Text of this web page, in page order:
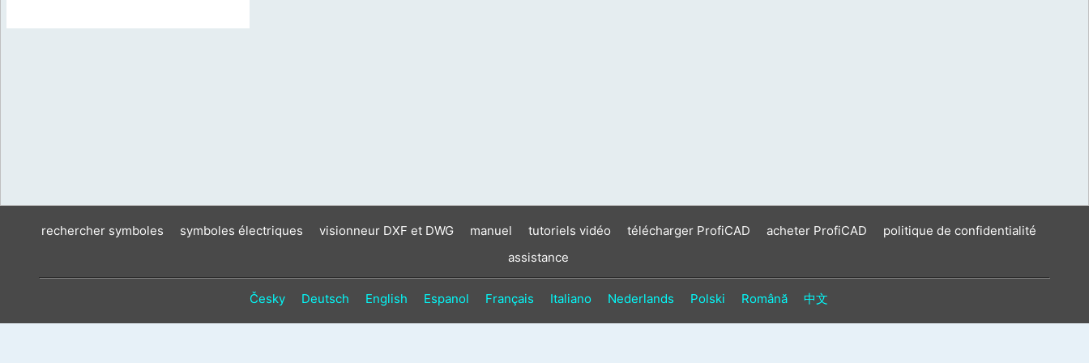
rechercher symboles symboles électriques visionneur DXF et DWG manuel tutoriels vidéo télécharger ProfiCAD acheter ProfiCAD
politique de confidentialité
assistance
Česky Deutsch English Espanol Français Italiano Nederlands Polski Română 中文